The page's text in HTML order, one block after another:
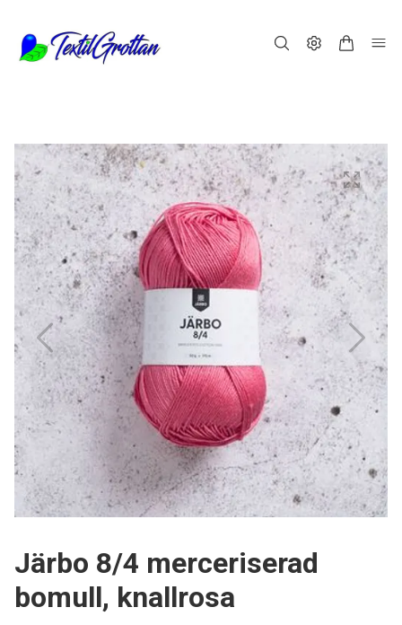
Järbo 8/4 merceriserad
bomull, knallrosa